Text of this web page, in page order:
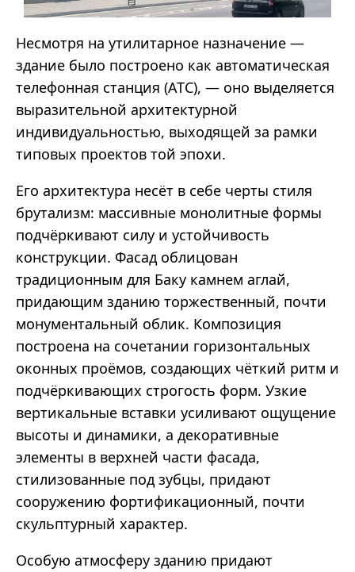
Несмотря на утилитарное назначение —
здание было построено как автоматическая
телефонная станция (АТС), — оно выделяется
выразительной архитектурной
индивидуальностью, выходящей за рамки
типовых проектов той эпохи.
Его архитектура несёт в себе черты стиля
брутализм: массивные монолитные формы
подчёркивают силу и устойчивость
конструкции. Фасад облицован
традиционным для Баку камнем аглай,
придающим зданию торжественный, почти
монументальный облик. Композиция
построена на сочетании горизонтальных
оконных проёмов, создающих чёткий ритм и
подчёркивающих строгость форм. Узкие
вертикальные вставки усиливают ощущение
высоты и динамики, а декоративные
элементы в верхней части фасада,
стилизованные под зубцы, придают
сооружению фортификационный, почти
скульптурный характер.
Особую атмосферу зданию придают